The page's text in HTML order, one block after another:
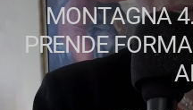
MONTAGNA
PRENDE